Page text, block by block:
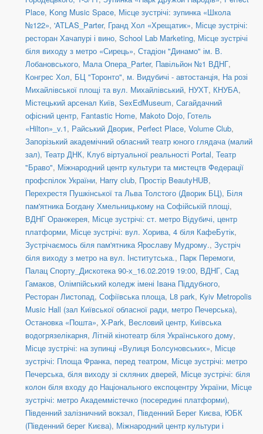
Place, Kong Music Space, Місце зустрічі: зупинка «Школа
№122», 'ATLAS_Parter, Гранд Хол «Хрещатик», Місце зустрічі:
ресторан Хачапурі і вино, School Lab Marketing, Місце зустрічі
біля виходу з метро «Сирець», Стадіон "Динамо" ім. В.
Лобановського, Мала Опера_Parter, Павільйон №1 ВДНГ,
Конгрес Хол, БЦ "Торонто", м. Видубичі - автостанція, На розі
Михайлівської площі та вул. Михайлівський, НУХТ, КНУБА,
Містецький арсенал Київ, SexEdMuseum, Сагайдачний
офісний центр, Fantastic Home, Makoto Dojo, Готель
«Hilton»_v.1, Райський Дворик, Perfect Place, Volume Club,
Запорізький академічний обласний театр юного глядача (малий
зал), Театр ДНК, Клуб віртуальної реальності Portal, Театр
"Браво", Міжнародний центр культури та мистецтв Федерації
профспілок України, Harry club, Простір BeautyHUB,
Перехрестя Пушкінської та Льва Толстого (Дворик БЦ), Біля
пам'ятника Богдану Хмельницькому на Софійській площі,
ВДНГ Оранжерея, Місце зустрічі: ст. метро Відубичі, центр
платформи, Місце зустрічі: вул. Хорива, 4 біля КафеБутік,
Зустрічаємось біля пам'ятника Ярославу Мудрому., Зустріч
біля виходу з метро на вул. Інститутська., Парк Перемоги,
Палац Спорту_Дискотека 90-х_16.02.2019 19:00, ВДНГ, Сад
Гамаков, Олімпійський коледж імені Івана Піддубного,
Ресторан Листопад, Софіївська площа, L8 park, Kyiv Metropolis
Music Hall (зал Київської обласної ради, метро Печерська),
Остановка «Пошта», X-Park, Весловий центр, Київська
водогрязелікарня, Літній кінотеатр біля Українського дому,
Місце зустрічі: на зупинці «Вулиця Болсуновських», Місце
зустрічі: Площа Франка, перед театром, Місце зустрічі: метро
Печерська, біля виходу зі скляних дверей, Місце зустрічі: біля
колон біля входу до Національного експоцентру України, Місце
зустрічі: метро Академмістечко (посередині платформи),
Південний залізничний вокзал, Південний Берег Києва, ЮБК
(Південний берег Києва), Міжнародний центр культури і